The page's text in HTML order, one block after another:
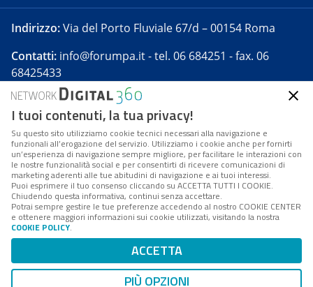
Indirizzo:Via del Porto Fluviale 67/d – 00154 Roma
Contatti: info@forumpa.it- tel. 06 684251 - fax. 06
68425433
Forumpa.itè una pubblicazione telematica iscritta
presso Registro della stampa del Tribunale di Roma -
Reg. n. 182 del 2 maggio 2008 - Direttore resp. Michela
Stentella
FPA s.r.l. è società soggetta a Direzione e
Coordinamento da parte di Digital360 S.p.A. - FPA s.r.l.
è un'azienda certificata per il sistema di management
Codice Fiscale/Partita IVA n. 10693191008 - R.E.A. Roma
n. 1249791. ISP AWS
Mappa del sito
I tuoi contenuti, la tua privacy!
Su questo sito utilizziamo cookie tecnici necessari alla navigazione e
funzionali all’erogazione del servizio. Utilizziamo i cookie anche per fornirti
un’esperienza di navigazione sempre migliore, per facilitare le interazioni con
le nostre funzionalità social e per consentirti di ricevere comunicazioni di
marketing aderenti alle tue abitudini di navigazione e ai tuoi interessi.
Puoi esprimere il tuo consenso cliccando su ACCETTA TUTTI I COOKIE.
Chiudendo questa informativa, continui senza accettare.
Potrai sempre gestire le tue preferenze accedendo al nostro COOKIE CENTER
e ottenere maggiori informazioni sui cookie utilizzati, visitando la nostra
COOKIE POLICY.
ACCETTA
PIÙ OPZIONI